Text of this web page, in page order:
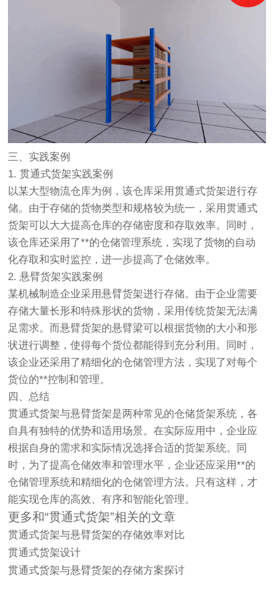
三、实践案例
1. 贯通式货架实践案例
以某大型物流仓库为例，该仓库采用贯通式货架进行存
储。由于存储的货物类型和规格较为统一，采用贯通式
货架可以大大提高仓库的存储密度和存取效率。同时，
该仓库还采用了**的仓储管理系统，实现了货物的自动
化存取和实时监控，进一步提高了仓储效率。
2. 悬臂货架实践案例
某机械制造企业采用悬臂货架进行存储。由于企业需要
存储大量长形和特殊形状的货物，采用传统货架无法满
足需求。而悬臂货架的悬臂梁可以根据货物的大小和形
状进行调整，使得每个货位都能得到充分利用。同时，
该企业还采用了精细化的仓储管理方法，实现了对每个
货位的**控制和管理。
四、总结
贯通式货架与悬臂货架是两种常见的仓储货架系统，各
自具有独特的优势和适用场景。在实际应用中，企业应
根据自身的需求和实际情况选择合适的货架系统。同
时，为了提高仓储效率和管理水平，企业还应采用**的
仓储管理系统和精细化的仓储管理方法。只有这样，才
能实现仓库的高效、有序和智能化管理。
更多和“贯通式货架”相关的文章
贯通式货架与悬臂货架的存储效率对比
贯通式货架设计
贯通式货架与悬臂货架的存储方案探讨